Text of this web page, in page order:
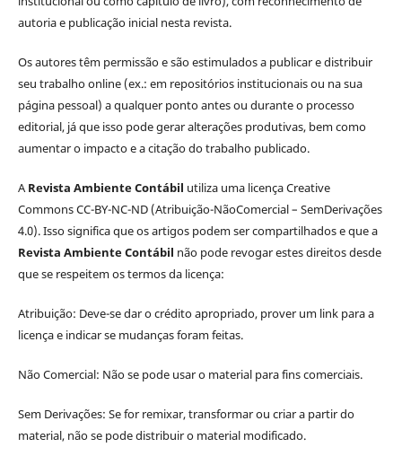
autoria e publicação inicial nesta revista.
Os autores têm permissão e são estimulados a publicar e distribuir
seu trabalho online (ex.: em repositórios institucionais ou na sua
página pessoal) a qualquer ponto antes ou durante o processo
editorial, já que isso pode gerar alterações produtivas, bem como
aumentar o impacto e a citação do trabalho publicado.
ARevista Ambiente Contábil utiliza uma licença Creative
Commons CC-BY-NC-ND (Atribuição-NãoComercial – SemDerivações
4.0). Isso significa que os artigos podem ser compartilhados e que a
Revista Ambiente Contábil não pode revogar estes direitos desde
que se respeitem os termos da licença:
Atribuição: Deve-se dar o crédito apropriado, prover um link para a
licença e indicar se mudanças foram feitas.
Não Comercial: Não se pode usar o material para fins comerciais.
Sem Derivações: Se for remixar, transformar ou criar a partir do
material, não se pode distribuir o material modificado.